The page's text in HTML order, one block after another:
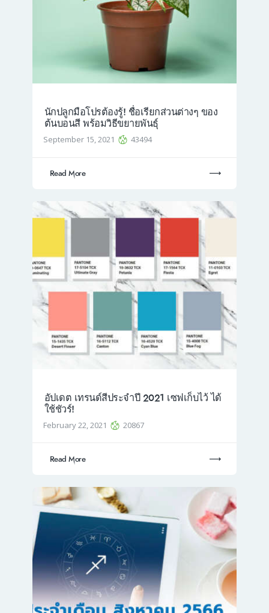
นักปลูกมือโปรต้องรู้! ชื่อเรียกส่วนต่างๆ ของ
ต้นบอนสี พร้อมวิธีขยายพันธุ์
September 15, 2021 43494
Read More
อัปเดต เทรนด์สีประจำปี 2021 เซฟเก็บไว้ ได้
ใช้ชัวร์!
February 22, 2021 20867
Read More